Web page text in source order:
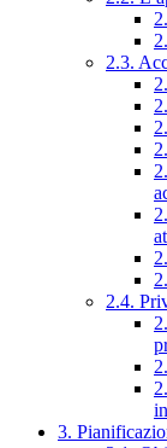
2.3.
2.4.
3.